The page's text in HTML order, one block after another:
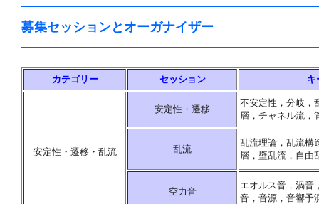
募集セッションとオーガナイザー
カテゴリー セッション キ
安定性・遷移・乱流
安定性・遷移
不安定性，分岐，
層，チャネル流，
乱流
乱流理論，乱流構
層，壁乱流，自由
空力音
エオルス音，渦音
音，音源，音響予